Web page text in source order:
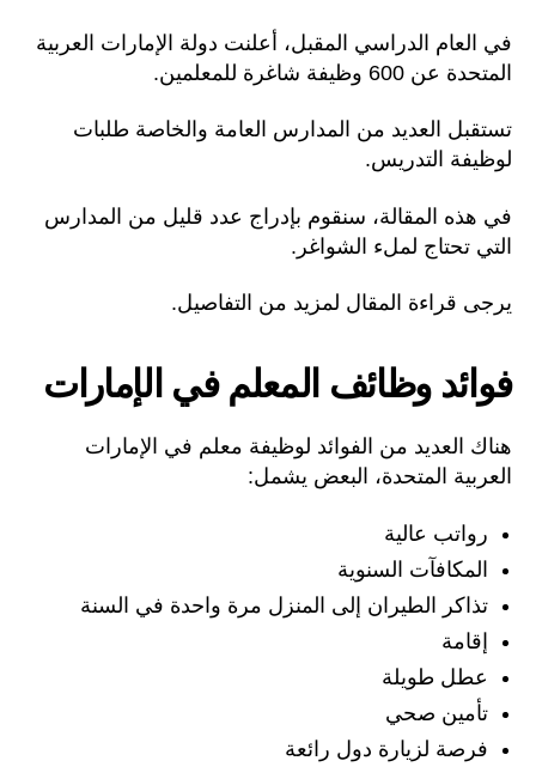
في العام الدراسي المقبل، أعلنت دولة الإمارات العربية
المتحدة عن 600 وظيفة شاغرة للمعلمين.
تستقبل العديد من المدارس العامة والخاصة طلبات
لوظيفة التدريس.
في هذه المقالة، سنقوم بإدراج عدد قليل من المدارس
التي تحتاج لملء الشواغر.
يرجى قراءة المقال لمزيد من التفاصيل.
فوائد وظائف المعلم في الإمارات
هناك العديد من الفوائد لوظيفة معلم في الإمارات
العربية المتحدة، البعض يشمل:
رواتب عالية
المكافآت السنوية
تذاكر الطيران إلى المنزل مرة واحدة في السنة
إقامة
عطل طويلة
تأمين صحي
فرصة لزيارة دول رائعة